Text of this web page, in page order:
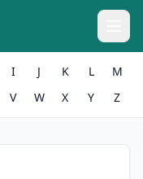
I J K L
M
V W X Y Z